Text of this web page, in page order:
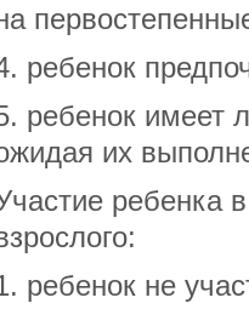
ребенок
ребенок имеет
их
ребенка
ребенок не